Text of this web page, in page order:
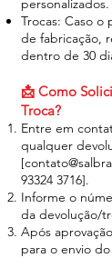
personalizados.
Trocas: Caso
de fabricação,
dentro de 30
📩 Como
Troca?
Entre em
qualquer
[
93324 3716].
Informe o
da devolução/
Após
para o envio